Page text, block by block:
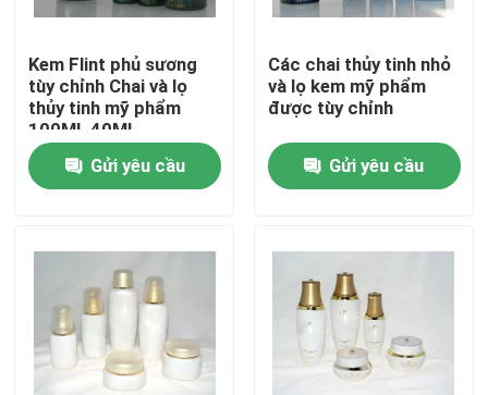
Nhà
Về chúng tôi
Chuyến tham quan nhà máy
Kem Flint phủ sương
tùy chỉnh Chai và lọ
thủy tinh mỹ phẩm
100ML 40ML
Gửi yêu cầu
Các chai thủy tinh nhỏ
và lọ kem mỹ phẩm
được tùy chỉnh
Gửi yêu cầu